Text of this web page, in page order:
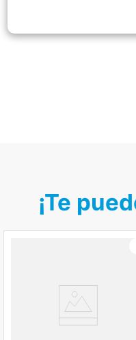
¡Te